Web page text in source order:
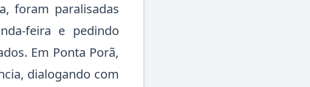
foram paralisadas
feira e pedindo
Em Ponta Porã,
dialogando com